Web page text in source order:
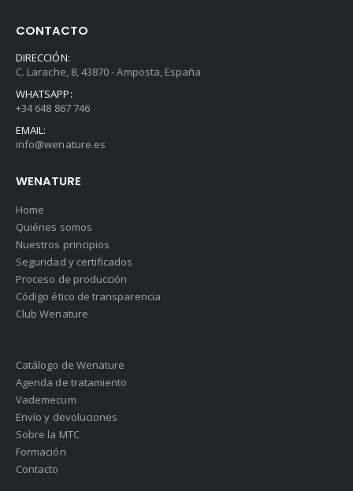
CONTACTO
DIRECCIÓN:
C. Larache, 8, 43870 - Amposta, España
WHATSAPP:
+34 648 867 746
EMAIL:
info@wenature.es
WENATURE
Home
Quiénes somos
Nuestros principios
Seguridad y certificados
Proceso de producción
Código ético de transparencia
Club Wenature
Catálogo de Wenature
Agenda de tratamiento
Vademecum
Envío y devoluciones
Sobre la MTC
Formación
Contacto